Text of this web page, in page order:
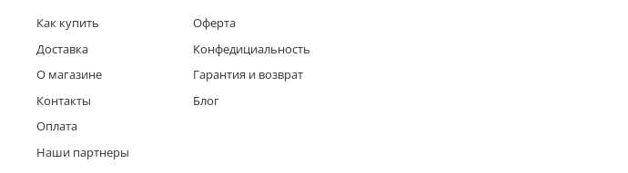
Как купить
Доставка
О магазине
Контакты
Оплата
Наши партнеры
Оферта
Конфедициальность
Гарантия и возврат
Блог